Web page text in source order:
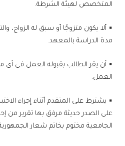
المتخصص لهيئة الشرطة.
▪ ألا يكون متزوجًا أو سبق له الزواج،
مدة الدراسة بالمعهد.
▪ أن يقر الطالب بقبوله العمل فى
العمل.
▪ يشترط على المتقدم أثناء إجراء
على الصدر حديثة مرفق بها تقرير من
الجامعية مختوم بخاتم شعار